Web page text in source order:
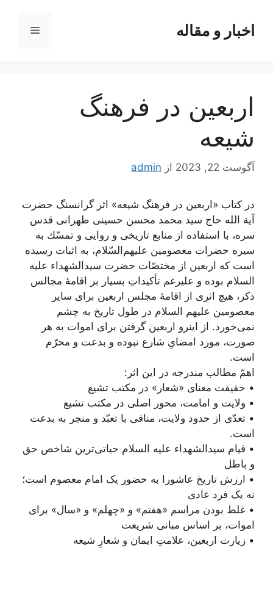
محتوااخبار و مقاله فهرست
اربعین در فرهنگ
شیعه
آگوست 22, 2023 از admin
در کتاب «اربعین در فرهنگ شیعه» اثر گرانسنگ حضرت
آیة الله حاج سید محمد محسن حسینی طهرانی قدس
سره، با استفاده از منابع تاريخى و روايى و تمسّك به
سيره حضرات معصومين عليهم‌‏السّلام، به اثبات رسیده
است که اربعین از مختصّات حضرت سیدالشهداء علیه
السلام بوده و علیرغم تأکیداتِ بسیار بر اقامۀ مجالس
ذکر، هیچ اثری از اقامۀ مجلس اربعین براى ساير
معصومین علیهم السلام در طول تاریخ به چشم
نمى‌‏خورد. از اینرو اربعين گرفتن براى اموات به هر
صورت، مورد امضایِ شارع نبوده و بدعت و محرّم
است.
اهمّ مطالب مندرجه در این اثر:
• حقیقت معنای «شعار» در مکتب تشیع
• ولایت و امامت، محور اصلی در مکتب تشیع
• تعدّی از حدود ولایت، منافی با تعبّد و منجر به بدعت
است.
• قیام سیدالشهداء علیه السلام حیاتی‌ترین شاخص حق
و باطل
• ارزش تاریخ عاشورا به حضور یک امام معصوم است؛
نه یک فرد عادی
• غلط بودن مراسم «هفتم» و «چهلم» و «سال» برای
اموات، بر اساس مبانی شریعت
• زیارت اربعین، علامتِ ایمان و شعارِ شیعه